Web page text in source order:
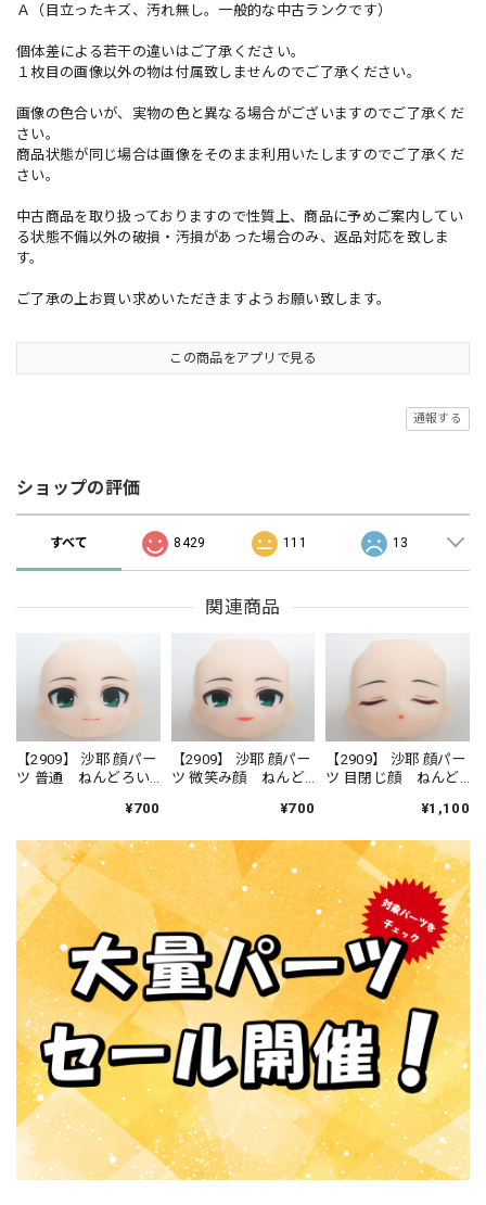
Ａ（目立ったキズ、汚れ無し。一般的な中古ランクです）
個体差による若干の違いはご了承ください。
１枚目の画像以外の物は付属致しませんのでご了承ください。
画像の色合いが、実物の色と異なる場合がございますのでご了承くだ
さい。
商品状態が同じ場合は画像をそのまま利用いたしますのでご了承くだ
さい。
中古商品を取り扱っておりますので性質上、商品に予めご案内してい
る状態不備以外の破損・汚損があった場合のみ、返品対応を致しま
す。
ご了承の上お買い求めいただきますようお願い致します。
この商品をアプリで見る
通報する
ショップの評価
すべて 8429 111 13
関連商品
【2909】 沙耶 顔パー
ツ 普通 ねんどろい
¥700
【2909】 沙耶 顔パー
ツ 微笑み顔 ねんど
¥700
【2909】 沙耶 顔パー
ツ 目閉じ顔 ねんど
¥1,100